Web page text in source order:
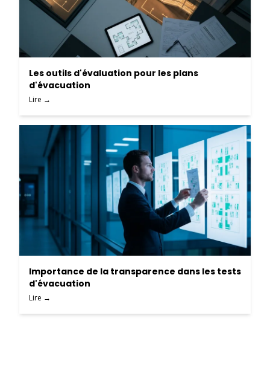
Les outils d'évaluation pour les plans
d'évacuation
Lire →
Importance de la transparence dans les tests
d'évacuation
Lire →